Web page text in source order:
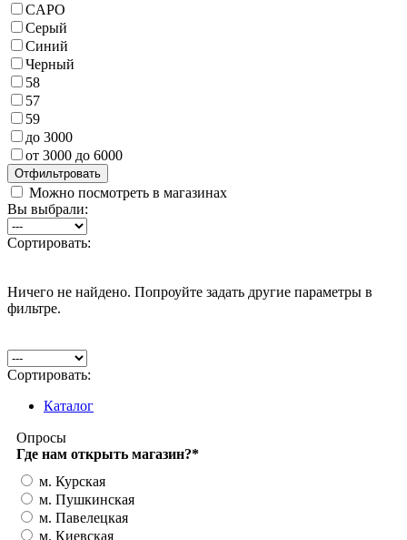
CAPO
Серый
Синий
Черный
58
57
59
до 3000
от 3000 до 6000
Можно посмотреть в магазинах
Вы выбрали:
Сортировать:
Ничего не найдено. Попроуйте задать другие параметры в
фильтре.
Сортировать:
Каталог
Опросы
Где нам открыть магазин?*
м. Курская
м. Пушкинская
м. Павелецкая
м. Киевская